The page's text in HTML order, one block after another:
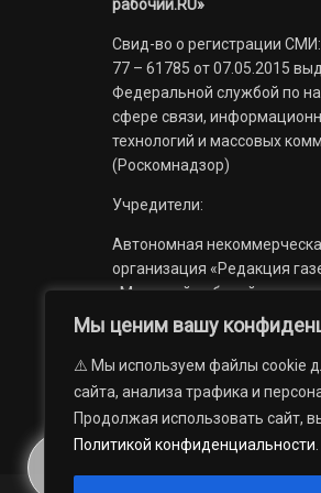
Мы ценим вашу
⚠️ Мы используем файлы cookie
сайта, анализа трафика и
Продолжая использовать сайт,
Политикой конфиденциальности
рабочий.RU»
Свид-во о регистрации
77 – 61785 от 07.05.2015
Федеральной службой по
сфере связи,
технологий и массовых
(Роскомнадзор)
Учредители:
Автономная
организация «Редакция
«Миасский рабочий»;
Областное государственное
учреждение «Издательский
«Губерния».